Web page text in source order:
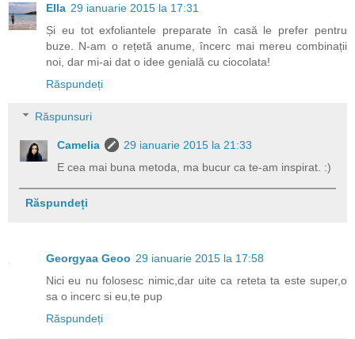
Ella 29 ianuarie 2015 la 17:31
Și eu tot exfoliantele preparate în casă le prefer pentru
buze. N-am o rețetă anume, încerc mai mereu combinații
noi, dar mi-ai dat o idee genială cu ciocolata!
Răspundeți
Răspunsuri
Camelia
29 ianuarie 2015 la 21:33
E cea mai buna metoda, ma bucur ca te-am inspirat. :)
Răspundeți
Georgyaa Geoo 29 ianuarie 2015 la 17:58
Nici eu nu folosesc nimic,dar uite ca reteta ta este super,o
sa o incerc si eu,te pup
Răspundeți